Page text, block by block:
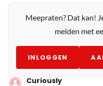
Meepraten? Dat kan!
melden met
INLOGGEN
Curiously